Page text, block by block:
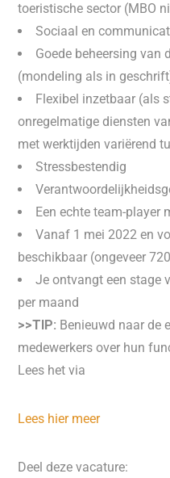
toeristische sector (MBO
Sociaal en
Goede beheersing van
(mondeling als in
Flexibel inzetbaar (als
onregelmatige diensten
met werktijden variërend
Stressbestendig
Een echte team-player
Vanaf 1 mei 2022 en
beschikbaar (ongeveer
Je ontvangt een stage
per maand
>>TIP: Benieuwd naar de
medewerkers over hun
Lees het via
Lees hier meer
Deel deze vacature: